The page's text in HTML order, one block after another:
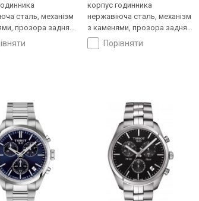
сталь, механізм
прозора задня
браслет
100, Швейцарія
корпус годинника
нержавіюча сталь, механізм
з каменями, прозора задня
кришка, ремінець: браслет
сталь, WR 100, Швейцарія
порівняти